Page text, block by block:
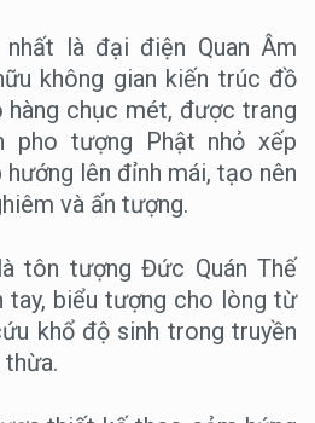
là đại điện Quan Âm
không gian kiến trúc đồ
chục mét, được trang
pho tượng Phật nhỏ xếp
lên đỉnh mái, tạo nên
và ấn tượng.
tôn tượng Đức Quán Thế
tay, biểu tượng cho lòng từ
khổ độ sinh trong truyền